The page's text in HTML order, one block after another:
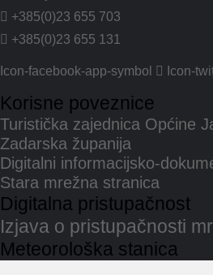
+385(0)23 655 703
+385(0)23 655 131
Icon-facebook-app-symbol Icon-
Korisne poveznice
Turistička zajednica Općine
Zadarska županija
Digitalni informacijsko-
Stara mrežna stranica
Digitalna pristupačnost
Izjava o pristupačnosti
Meteorološka stanica